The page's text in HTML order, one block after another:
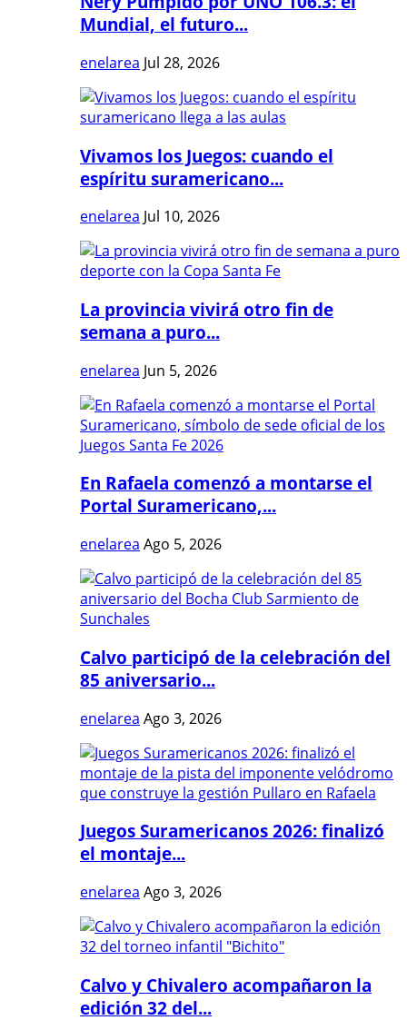
Mundial, el futuro...
enelarea Jul 28, 2026
Vivamos los Juegos: cuando el
espíritu suramericano...
enelarea Jul 10, 2026
La provincia vivirá otro fin de
semana a puro...
enelarea Jun 5, 2026
En Rafaela comenzó a montarse el
Portal Suramericano,...
enelarea Ago 5, 2026
Calvo participó de la celebración del
85 aniversario...
enelarea Ago 3, 2026
Juegos Suramericanos 2026: finalizó
el montaje...
enelarea Ago 3, 2026
Calvo y Chivalero acompañaron la
edición 32 del...